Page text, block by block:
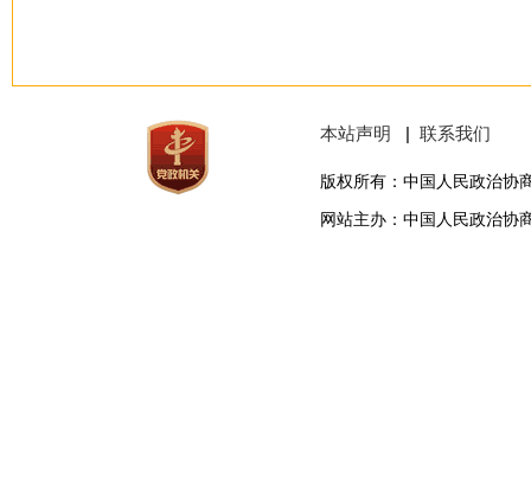
本站声明 | 联系我们
版权所有：中国人民政治协
网站主办：中国人民政治协